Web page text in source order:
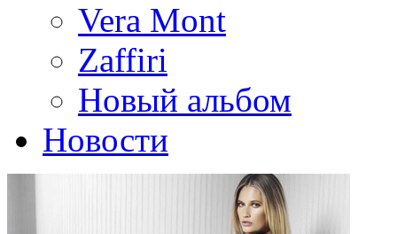
Vera Mont
Zaffiri
Новый альбом
Новости